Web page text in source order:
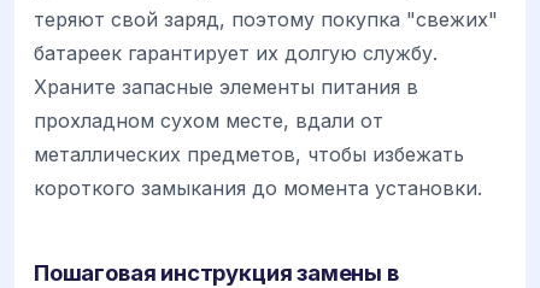
теряют свой заряд, поэтому покупка "свежих"
батареек гарантирует их долгую службу.
Храните запасные элементы питания в
прохладном сухом месте, вдали от
металлических предметов, чтобы избежать
короткого замыкания до момента установки.
Пошаговая инструкция замены в